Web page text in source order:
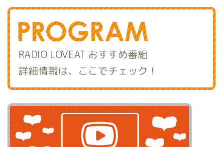
RADIO LOVEAT おすすめ番組
詳細情報は、ここでチェック！